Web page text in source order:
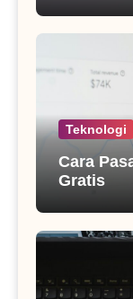
Teknologi
Cara
Gratis